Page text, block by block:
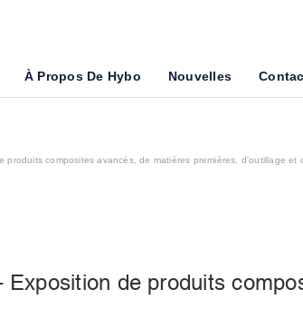
À Propos De Hybo Nouvelles
produits composites avancés, de matières premières, d'outillage et
de produits